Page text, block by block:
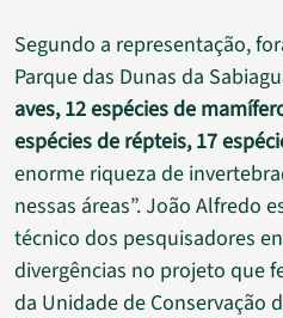
Segundo a representação,
Parque das Dunas da
aves, 12 espécies de
espécies de répteis, 17
enorme riqueza de
nessas áreas”. João Alfredo
técnico dos pesquisadores
divergências no projeto que
da Unidade de Conservação